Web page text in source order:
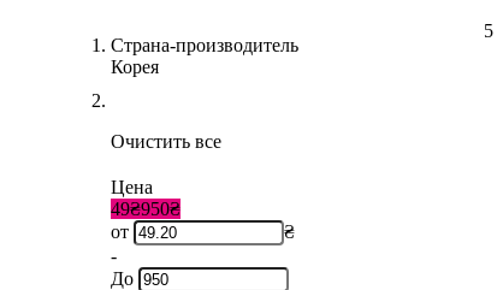
5
Страна-производитель
Корея
Очистить все
Цена
49₴950₴
от
₴
-
До